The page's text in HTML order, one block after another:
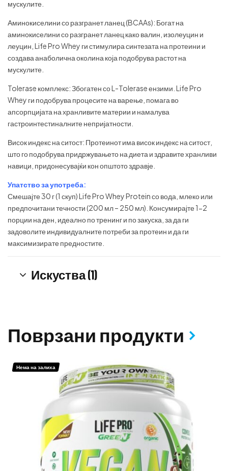
мускулите.
Аминокиселини со разгранет ланец (BCAAs): Богат на
аминокиселини со разгранет ланец како валин, изолеуцин и
леуцин, Life Pro Whey ги стимулира синтезата на протеини и
создава анаболична околина која подобрува растот на
мускулите.
Tolerase комплекс: Збогатен со L-Tolerase ензими. Life Pro
Whey ги подобрува процесите на варење, помага во
апсорпцијата на хранливите материи и намалува
гастроинтестиналните непријатности.
Висок индекс на ситост: Протеинот има висок индекс на ситост,
што го подобрува придржувањето на диета и здравите хранливи
навици, придонесувајќи кон општото здравје.
Упатство за употреба:
Смешајте 30 г (1 скуп) Life Pro Whey Protein со вода, млеко или
предпочитани течности (200 мл – 250 мл). Консумирајте 1-2
порции на ден, идеално по тренинг и по закуска, за да ги
задоволите индивидуалните потреби за протеин и да ги
максимизирате предностите.
Искуства (1)
Поврзани продукти
Нема на залиха